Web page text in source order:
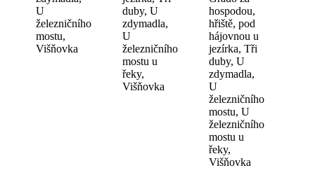
U
železničního
mostu,
Višňovka
duby, U
zdymadla,
U
železničního
mostu u
řeky,
Višňovka
hospodou,
hřiště, pod
hájovnou u
jezírka, Tři
duby, U
zdymadla,
U
železničního
mostu, U
železničního
mostu u
řeky,
Višňovka